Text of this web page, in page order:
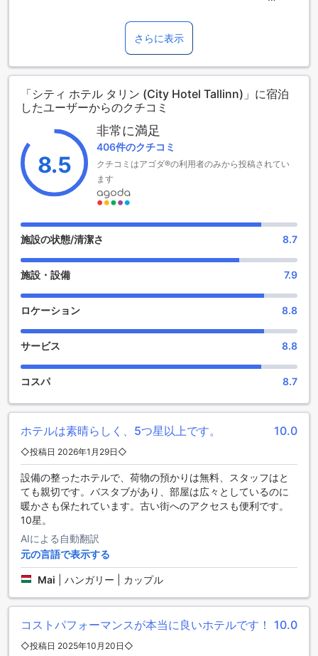
は、快適さと便利さを兼ね備えた魅力的な2つ星ホテルです。
2018年に改装されたこのホテルは、19室の客室を提供してお
り、ビジネスや観光に訪れる旅行者に最適な選択肢です。タ
リンの歴史的な中心部に近いため、周辺の観光スポットへの
アクセスも抜群です。
シティ ホテル タリンでは、午後2時からのチェックインが可
能で、リラックスした滞在をお約束します。また、家族連れ
のお客様にも優しいポリシーを採用しており、3歳から12歳ま
でのお子様は無料で宿泊できるため、特に家族旅行にぴった
りのホテルです。タリンの文化と歴史を満喫しながら、快適
な滞在をお楽しみください。
シティ ホテル タリンのエンターテインメント施設
シティ ホテル タリンでは、ゲストの皆様に多彩なエンターテ
インメント体験を提供しています。特に注目すべきは、ホテ
囲気の中で、友人や家族と楽しいひとときを過ごすのに最適
な場所です。洗練されたインテリアと心地よい照明が施され
た空間は、訪れる人々を魅了します。
バーでは、地元のエストニアのビールやワイン、世界各国の
きます。また、定期的に開催されるライブ音楽イベントやDJ
パフォーマンスは、訪れるたびに新しい発見をもたらし、特
別な夜を演出します。シティ ホテル タリンのバーで、エスト
ニアの夜を満喫し、思い出に残るひとときをお過ごしくださ
シティ ホテル タリンでは、滞在中の便利さを追求した多彩な
施設を提供しています。まず、旅行者にとって嬉しいのが、
荷物を預けることができるラゲッジストレージサービスで
す。チェックイン前やチェックアウト後に観光を楽しむ際、
手荷物を気にせずに自由に動き回れるのは大きな魅力です。
荷物を安全に保管できるため、観光を存分に楽しむことがで
きます。
さらに、毎日のハウスキーピングサービスも充実しており、
清潔で快適な客室を維持することができます。スタッフが丁
寧に客室を整えてくれるため、リラックスした滞在を実現で
り、長期滞在の方やアクティブな旅行者にとって、洗濯の手
間を軽減する便利な施設です。これらの便利な施設が揃うシ
ティ ホテル タリンで、快適な滞在をお楽しみください。
さらに表示
「シティ ホテル タリン (City Hotel Tallinn)」に宿泊
したユーザーからのクチコミ
8.5
非常に満足
406件のクチコミ
クチコミはアゴダ®の利用者のみから投稿されてい
ます
施設の状態/清潔さ 8.7
施設・設備 7.9
ロケーション 8.8
サービス 8.8
コスパ 8.7
ホテルは素晴らしく、5つ星以上です。 10.0
◇投稿日 2026年1月29日◇
設備の整ったホテルで、荷物の預かりは無料、スタッフはと
ても親切です。バスタブがあり、部屋は広々としているのに
暖かさも保たれています。古い街へのアクセスも便利です。
10星。
AIによる自動翻訳
元の言語で表示する
Mai ハンガリー | カップル
コストパフォーマンスが本当に良いホテルです！ 10.0
◇投稿日 2025年10月20日◇